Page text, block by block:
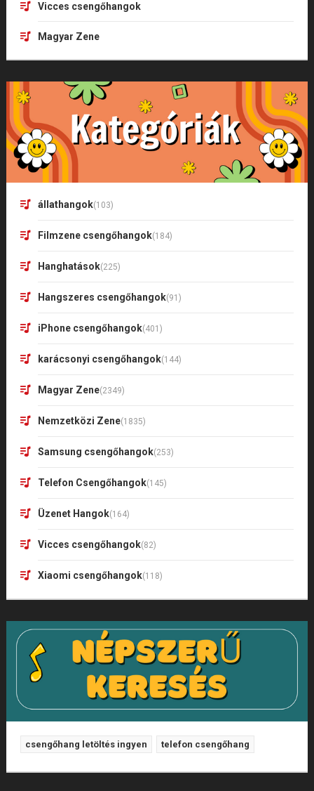
Vicces csengőhangok
Magyar Zene
állathangok(103)
Filmzene csengőhangok(184)
Hanghatások(225)
Hangszeres csengőhangok(91)
iPhone csengőhangok(401)
karácsonyi csengőhangok(144)
Magyar Zene(2349)
Nemzetközi Zene(1835)
Samsung csengőhangok(253)
Telefon Csengőhangok(145)
Üzenet Hangok(164)
Vicces csengőhangok(82)
Xiaomi csengőhangok(118)
csengőhang letöltés ingyen telefon csengőhang